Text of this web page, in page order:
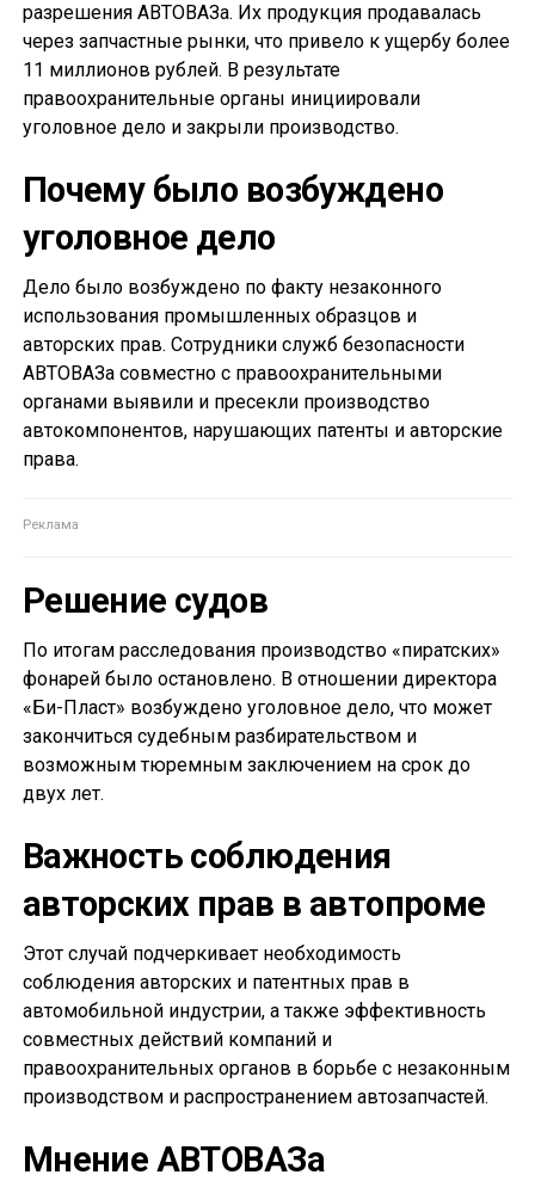
разрешения АВТОВАЗа. Их продукция продавалась
через запчастные рынки, что привело к ущербу более
11 миллионов рублей. В результате
правоохранительные органы инициировали
уголовное дело и закрыли производство.
Почему было возбуждено
уголовное дело
Дело было возбуждено по факту незаконного
использования промышленных образцов и
авторских прав. Сотрудники служб безопасности
АВТОВАЗа совместно с правоохранительными
органами выявили и пресекли производство
автокомпонентов, нарушающих патенты и авторские
права.
Решение судов
По итогам расследования производство «пиратских»
фонарей было остановлено. В отношении директора
«Би-Пласт» возбуждено уголовное дело, что может
закончиться судебным разбирательством и
возможным тюремным заключением на срок до
двух лет.
Важность соблюдения
авторских прав в автопроме
Этот случай подчеркивает необходимость
соблюдения авторских и патентных прав в
автомобильной индустрии, а также эффективность
совместных действий компаний и
правоохранительных органов в борьбе с незаконным
производством и распространением автозапчастей.
Мнение АВТОВАЗа